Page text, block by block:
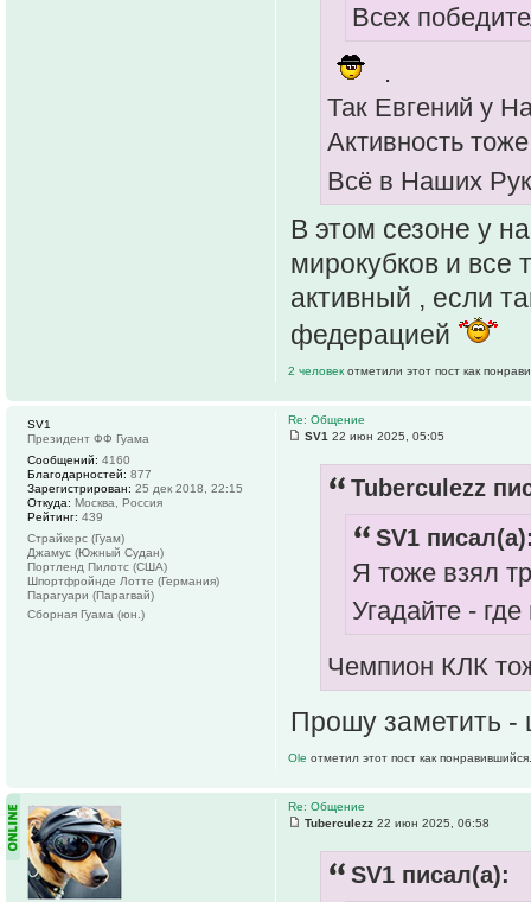
Всех
.
Так Евгений у
Активность
Всё в Наших
В этом сезоне у
мирокубков и
активный , если
федерацией
2 человек отметили этот пост как
Re: Общение
SV1 22 июн 2025, 05:05
Tuberculezz
SV1
Я тоже взял
Угадайте -
Чемпион КЛК
Прошу заметить -
Ole отметил этот пост как понравившийся.
SV1
Президент ФФ Гуама
Сообщений: 4160
Благодарностей: 877
Зарегистрирован: 25 дек 2018, 22:15
Откуда: Москва, Россия
Рейтинг: 439
Страйкерс (Гуам)
Джамус (Южный Судан)
Портленд Пилотс (США)
Шпортфройнде Лотте (Германия)
Парагуари (Парагвай)
Сборная Гуама (юн.)
Re: Общение
Tuberculezz 22 июн 2025, 06:58
SV1 писал(а):